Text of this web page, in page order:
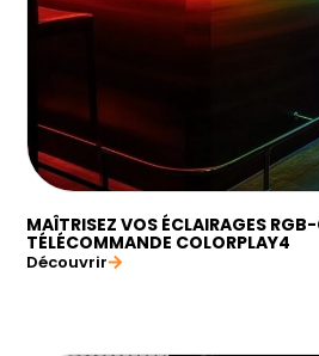
MAÎTRISEZ VOS ÉCLAIRAGES
TÉLÉCOMMANDE COLORPLAY4
Découvrir